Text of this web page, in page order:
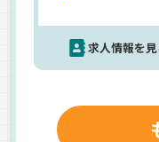
です★】
求人情報を見